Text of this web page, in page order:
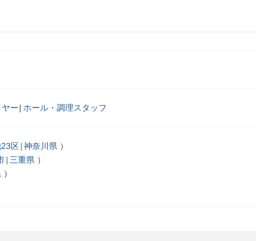
ー ホール・調理スタッフ
区 神奈川県
三重県